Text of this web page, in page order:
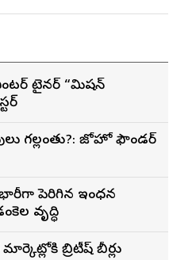
టైనర్ “మిషన్
గల్లంతు?: జోహో ఫౌండర్
పెరిగిన ఇంధన
వృద్ధి
బ్రిటీష్ బీర్లు